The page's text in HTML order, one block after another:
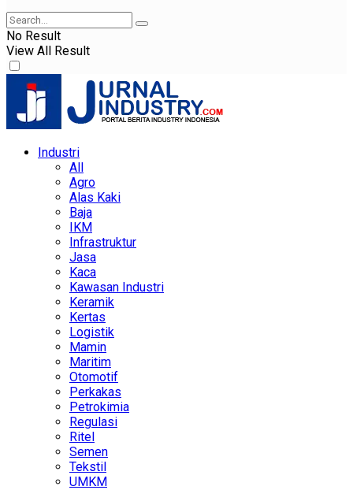
No Result
View All Result
Industri
All
Agro
Alas Kaki
Baja
IKM
Infrastruktur
Jasa
Kaca
Kawasan Industri
Keramik
Kertas
Logistik
Mamin
Maritim
Otomotif
Perkakas
Petrokimia
Regulasi
Ritel
Semen
Tekstil
UMKM